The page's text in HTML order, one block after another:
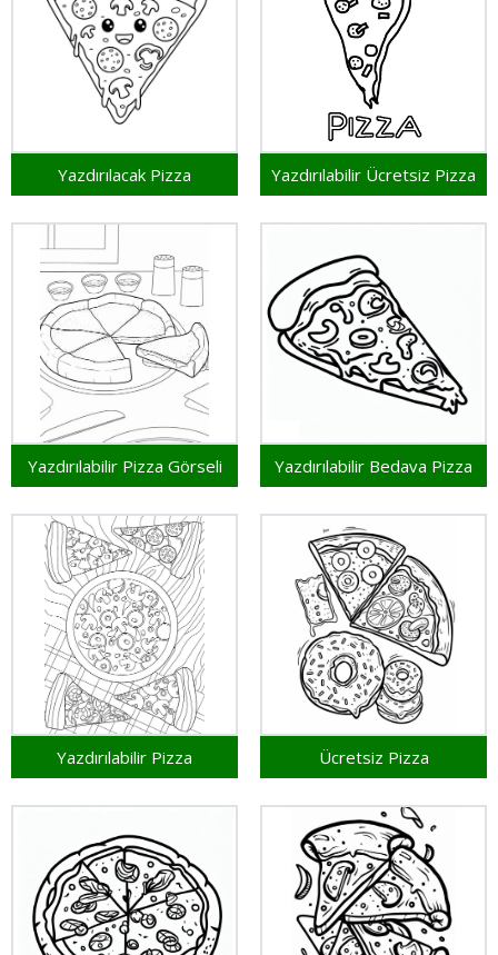
Yazdırılacak Pizza Yazdırılabilir Ücretsiz Pizza
Yazdırılabilir Pizza Görseli Yazdırılabilir Bedava Pizza
Yazdırılabilir Pizza Ücretsiz Pizza